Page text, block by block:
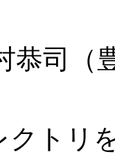
恭司（
クト